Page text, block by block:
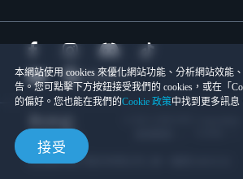
本網站使用 cookies 來優化網站功能、分析網站效能
告。您可點擊下方按鈕接受我們的 cookies，或在「
的偏好。您也能在我們的Cookie 政策中找到更多訊息
接受
宏達國際電子股份有限公司 | 統一編號16003518